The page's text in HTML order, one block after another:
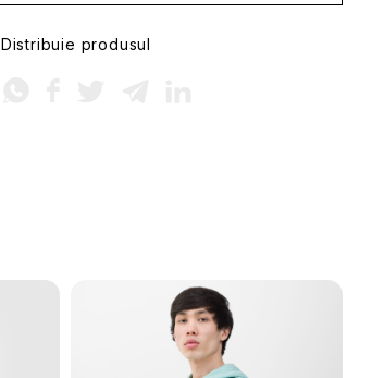
Distribuie produsul